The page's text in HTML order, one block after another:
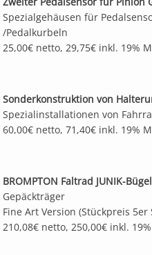
Spezialgehäusen für
/Pedalkurbeln
25,00€ netto, 29,75€ inkl. 19%
Sonderkonstruktion von
Spezialinstallationen von
60,00€ netto, 71,40€ inkl. 19%
BROMPTON Faltrad JUNIK-Bügel
Gepäckträger
Fine Art Version (Stückpreis 5er
210,08€ netto, 250,00€ inkl.